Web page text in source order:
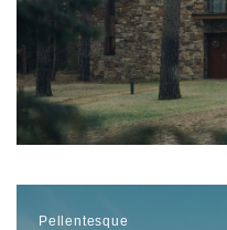
Pellentesque